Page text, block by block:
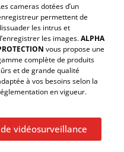
cameras dotées d’un
permettent de
les intrus et
les images.ALPHA
vous propose une
complète de produits
et de grande qualité
à vos besoins selon la
en vigueur.
vidéosurveillance